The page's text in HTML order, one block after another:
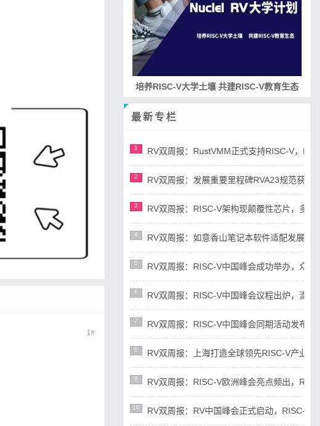
1#
RISC-V处理器设计系列课程
最新专栏
1 RV双周报：RustVMM正式支持RISC-V，
2 RV双周报：发展重要里程碑RVA23规范获
3 RV双周报：RISC-V架构现颠覆性芯片，多
4 RV双周报：如意香山笔记本软件适配发展
5 RV双周报：RISC-V中国峰会成功举办，众
6 RV双周报：RISC-V中国峰会议程出炉，滴
7 RV双周报：RISC-V中国峰会同期活动发布
8 RV双周报：上海打造全球领先RISC-V产业
9 RV双周报：RISC-V欧洲峰会亮点频出，
10 RV双周报：RV中国峰会正式启动，RISC-V